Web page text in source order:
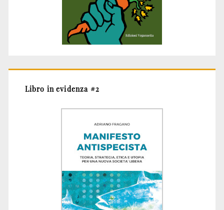
Libro in evidenza #2